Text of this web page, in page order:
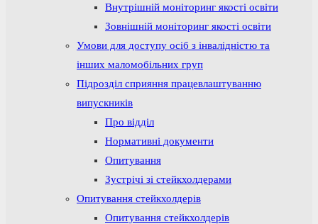
Внутрішній моніторинг якості освіти
Зовнішній моніторинг якості освіти
Умови для доступу осіб з інвалідністю та
інших маломобільних груп
Підрозділ сприяння працевлаштуванню
випускників
Про відділ
Нормативні документи
Опитування
Зустрічі зі стейкхолдерами
Опитування стейкхолдерів
Опитування стейкхолдерів